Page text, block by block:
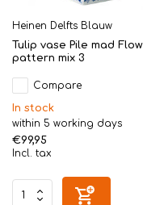
Heinen Delfts Blauw
Tulip vase Pile mad
pattern mix 3
Compare
In stock
within 5 working days
€99,95
Incl. tax